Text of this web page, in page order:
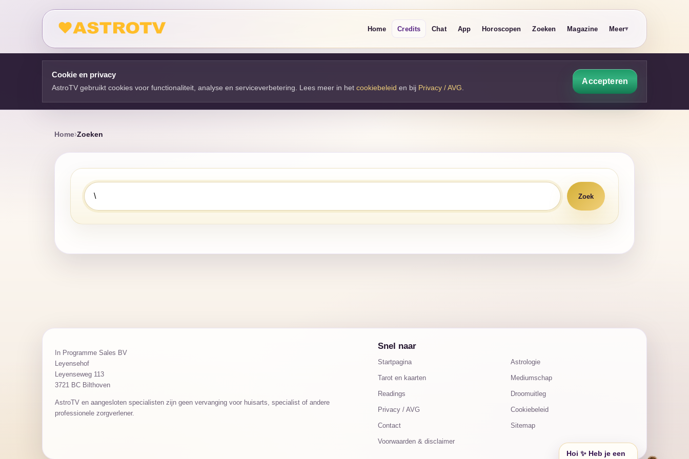
Home Credits Chat App Horoscopen Zoeken Magazine Meer
Cookie en privacy
AstroTV gebruikt cookies voor functionaliteit, analyse en serviceverbetering. Lees meer in het cookiebeleid en bij Privacy / AVG
Accepteren
Home Zoeken
In Programme Sales BV
Leyensehof
Leyenseweg 113
3721 BC Bilthoven
AstroTV en aangesloten specialisten zijn geen vervanging voor huisarts, specialist of andere
professionele zorgverlener.
Snel naar
Startpagina Astrologie
Tarot en kaarten Mediumschap
Readings Droomuitleg
Privacy / AVG Cookiebeleid
Contact Sitemap
Voorwaarden & disclaimer
Hoi ✨ Heb je een